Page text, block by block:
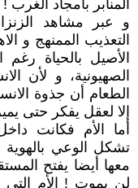
المنابر بأمجاد الغرب !
و عبر مشاهد
التعذيب الممنهج و
الأصيل بالحياة رغم
الصهيونية، و لأن
الطعام أن جذوة
إلا لعقل يفكر حتى
أما الأم فكانت
تشكل الوعي
معها أيضا يفتح
لن يموت ! الأم التي